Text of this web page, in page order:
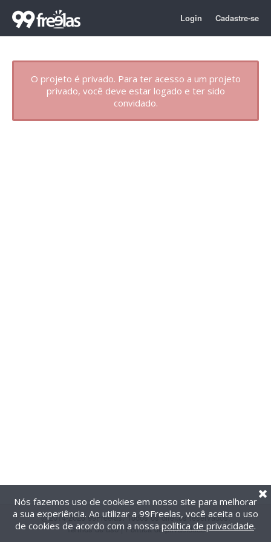
Login Cadastre-se
O projeto é privado. Para ter acesso a um projeto
privado, você deve estar logado e ter sido
convidado.
@2014-2026 99Freelas. Todos os direitos reservados.
Termos de uso| Política de privacidade
Nós fazemos uso de cookies em nosso site para melhorar
a sua experiência. Ao utilizar a 99Freelas, você aceita o uso
de cookies de acordo com a nossa política de privacidade.